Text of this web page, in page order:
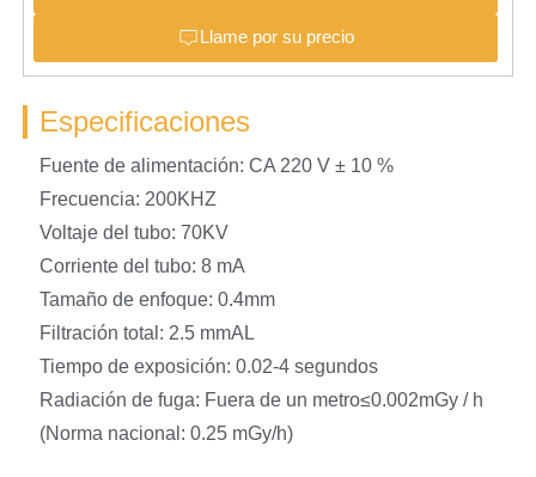
Llame por su precio
Especificaciones
Fuente de alimentación: CA 220 V ± 10 %
Frecuencia: 200KHZ
Voltaje del tubo: 70KV
Corriente del tubo: 8 mA
Tamaño de enfoque: 0.4mm
Filtración total: 2.5 mmAL
Tiempo de exposición: 0.02-4 segundos
Radiación de fuga: Fuera de un metro≤0.002mGy / h
(Norma nacional: 0.25 mGy/h)